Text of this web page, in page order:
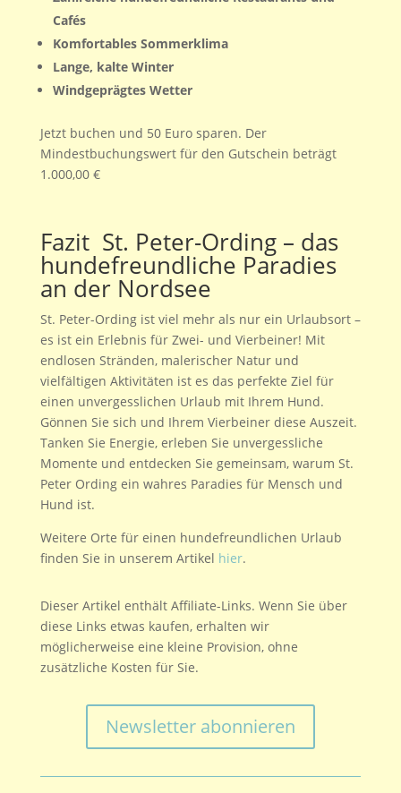
Cafés
Komfortables Sommerklima
Lange, kalte Winter
Windgeprägtes Wetter
Jetzt buchen und 50 Euro sparen. Der
Mindestbuchungswert für den Gutschein beträgt
1.000,00 €
Fazit St. Peter-Ording – das
hundefreundliche Paradies
an der Nordsee
St. Peter-Ording ist viel mehr als nur ein Urlaubsort –
es ist ein Erlebnis für Zwei- und Vierbeiner! Mit
endlosen Stränden, malerischer Natur und
vielfältigen Aktivitäten ist es das perfekte Ziel für
einen unvergesslichen Urlaub mit Ihrem Hund.
Gönnen Sie sich und Ihrem Vierbeiner diese Auszeit.
Tanken Sie Energie, erleben Sie unvergessliche
Momente und entdecken Sie gemeinsam, warum St.
Peter Ording ein wahres Paradies für Mensch und
Hund ist.
Weitere Orte für einen hundefreundlichen Urlaub
finden Sie in unserem Artikel hier.
Dieser Artikel enthält Affiliate-Links. Wenn Sie über
diese Links etwas kaufen, erhalten wir
möglicherweise eine kleine Provision, ohne
zusätzliche Kosten für Sie.
Newsletter abonnieren